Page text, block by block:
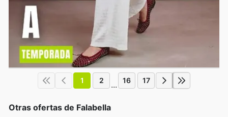
1 2 ... 16 17
Otras ofertas de Falabella